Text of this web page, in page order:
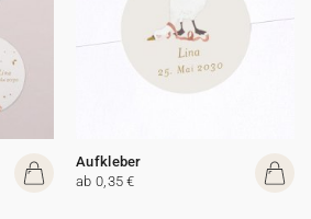
Aufkleber
ab 0,35 €